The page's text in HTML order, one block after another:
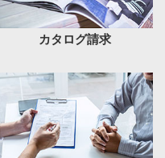
カタログ請求